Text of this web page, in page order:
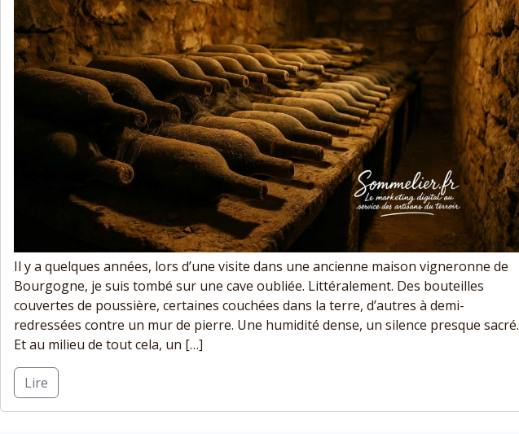
Il y a quelques années, lors d’une visite dans une ancienne maison vigneronne de
Bourgogne, je suis tombé sur une cave oubliée. Littéralement. Des bouteilles
couvertes de poussière, certaines couchées dans la terre, d’autres à demi-
redressées contre un mur de pierre. Une humidité dense, un silence presque sacré.
Et au milieu de tout cela, un […]
Lire